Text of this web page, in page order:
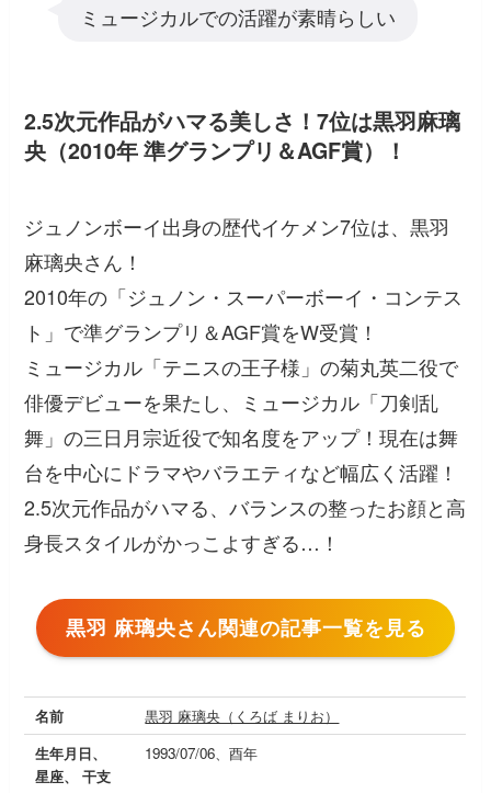
ミュージカルでの活躍が素晴らしい
2.5次元作品がハマる美しさ！7位は黒羽麻璃
央（2010年 準グランプリ＆AGF賞）！
ジュノンボーイ出身の歴代イケメン7位は、黒羽
麻璃央さん！
2010年の「ジュノン・スーパーボーイ・コンテス
ト」で準グランプリ＆AGF賞をW受賞！
ミュージカル「テニスの王子様」の菊丸英二役で
俳優デビューを果たし、ミュージカル「刀剣乱
舞」の三日月宗近役で知名度をアップ！現在は舞
台を中心にドラマやバラエティなど幅広く活躍！
2.5次元作品がハマる、バランスの整ったお顔と高
身長スタイルがかっこよすぎる…！
黒羽 麻璃央さん関連の記事一覧を見る
名前
黒羽 麻璃央（くろば まりお）
生年月日、
星座、 干支
1993/07/06、酉年